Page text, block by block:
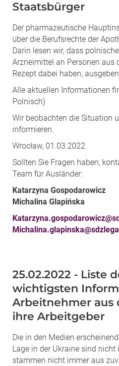
Staatsbürger
Der pharmazeutische
über die Berufsrechte der
Darin lesen wir, dass
Arzneimittel an Personen aus
Rezept dabei haben,
Alle aktuellen Informationen
Polnisch)
Wir beobachten die Situation
informieren.
Wrocław, 01.03.2022
Sollten Sie Fragen haben,
Team für Ausländer:
Katarzyna
Michalina Glapińska
25.02.2022 - Liste
wichtigsten
Arbeitnehmer aus
ihre Arbeitgeber
Die in den Medien
Lage in der Ukraine sind
stammen nicht immer aus